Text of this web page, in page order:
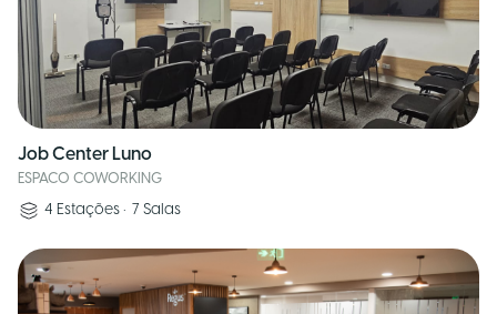
Job Center Luno
ESPACO COWORKING
4 Estações • 7 Salas